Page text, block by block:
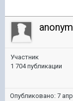
Участник
1 704 публикации
Опубликовано: 7